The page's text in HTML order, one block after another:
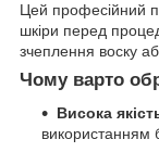
Цей професійний
шкіри перед
зчеплення воску
Чому варто
Висока
використанням